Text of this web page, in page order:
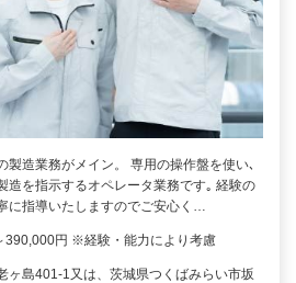
製造業務がメイン。 専用の操作盤を使い､
造を指示するオペレータ業務です｡ 経験の
に指導いたしますのでご安心く…
390,000円 ※経験・能力により考慮
ヶ島401-1又は、茨城県つくばみらい市坂